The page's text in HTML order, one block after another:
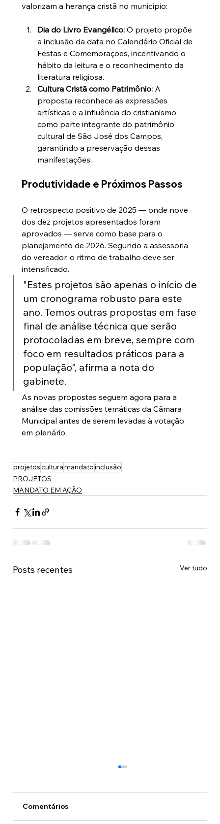
valorizam a herança cristã no município:
Dia do Livro Evangélico: O projeto propõe
a inclusão da data no Calendário Oficial de
Festas e Comemorações, incentivando o
hábito da leitura e o reconhecimento da
literatura religiosa.
Cultura Cristã como Patrimônio: A
proposta reconhece as expressões
artísticas e a influência do cristianismo
como parte integrante do patrimônio
cultural de São José dos Campos,
garantindo a preservação dessas
manifestações.
Produtividade e Próximos Passos
O retrospecto positivo de 2025 — onde nove
dos dez projetos apresentados foram
aprovados — serve como base para o
planejamento de 2026. Segundo a assessoria
do vereador, o ritmo de trabalho deve ser
intensificado.
"Estes projetos são apenas o início de
um cronograma robusto para este
ano. Temos outras propostas em fase
final de análise técnica que serão
protocoladas em breve, sempre com
foco em resultados práticos para a
população", afirma a nota do
gabinete.
As novas propostas seguem agora para a
análise das comissões temáticas da Câmara
Municipal antes de serem levadas à votação
em plenário.
projetosculturamandatoinclusão
PROJETOS
MANDATO EM AÇÃO
Posts recentes Ver tudo
Comentários